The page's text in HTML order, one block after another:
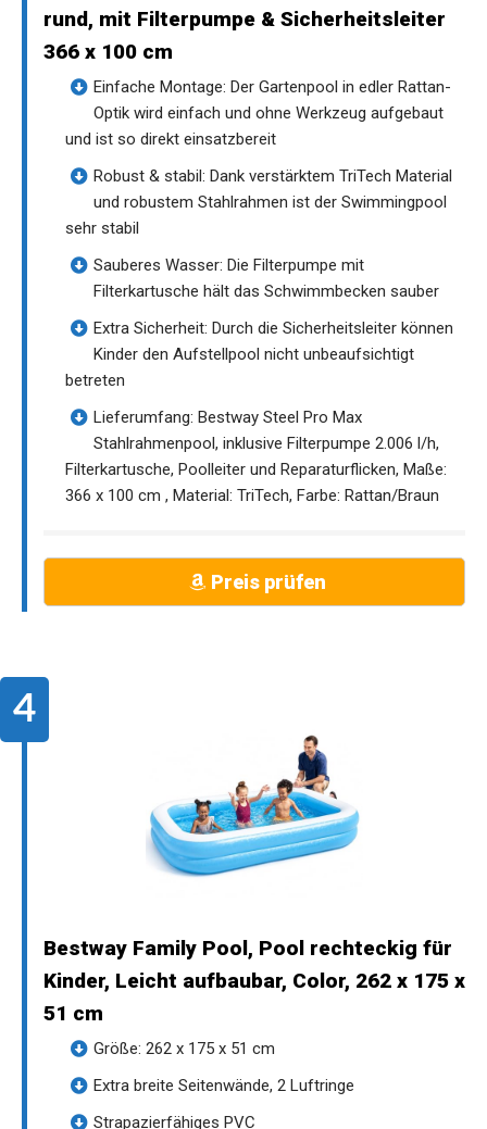
rund, mit Filterpumpe & Sicherheitsleiter
366 x 100 cm
Einfache Montage: Der Gartenpool in edler Rattan-
Optik wird einfach und ohne Werkzeug aufgebaut
und ist so direkt einsatzbereit
Robust & stabil: Dank verstärktem TriTech Material
und robustem Stahlrahmen ist der Swimmingpool
sehr stabil
Sauberes Wasser: Die Filterpumpe mit
Filterkartusche hält das Schwimmbecken sauber
Extra Sicherheit: Durch die Sicherheitsleiter können
Kinder den Aufstellpool nicht unbeaufsichtigt
betreten
Lieferumfang: Bestway Steel Pro Max
Stahlrahmenpool, inklusive Filterpumpe 2.006 l/h,
Filterkartusche, Poolleiter und Reparaturflicken, Maße:
366 x 100 cm , Material: TriTech, Farbe: Rattan/Braun
Preis prüfen
Bestway Family Pool, Pool rechteckig für
Kinder, Leicht aufbaubar, Color, 262 x 175 x
51 cm
Größe: 262 x 175 x 51 cm
Extra breite Seitenwände, 2 Luftringe
Strapazierfähiges PVC